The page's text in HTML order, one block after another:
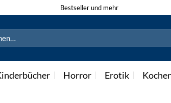
Bestseller und mehr
Horror Erotik